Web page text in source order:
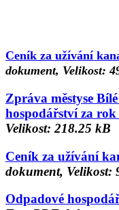
Ceník za užívání
dokument, Velikost:
Zpráva městyse
hospodářství za rok
Velikost: 218.25 kB
Ceník za užívání
dokument, Velikost:
Odpadové